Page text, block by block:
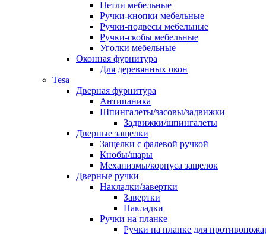
Петли мебельные
Ручки-кнопки мебельные
Ручки-подвесы мебельные
Ручки-скобы мебельные
Уголки мебельные
Оконная фурнитура
Для деревянных окон
Tesa
Дверная фурнитура
Антипаника
Шпингалеты/засовы/задвижки
Задвижки/шпингалеты
Дверные защелки
Защелки с фалевой ручкой
Кнобы/шары
Механизмы/корпуса защелок
Дверные ручки
Накладки/завертки
Завертки
Накладки
Ручки на планке
Ручки на планке для